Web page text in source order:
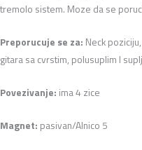
tremolo sistem. Moze da se
Preporucuje se za: Neck
gitara sa cvrstim, polusuplim I
Povezivanje: ima 4 zice
Magnet: pasivan/Alnico 5